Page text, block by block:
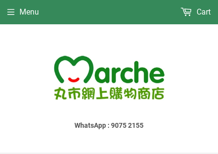
WhatsApp : 9075 2155
Menu Cart